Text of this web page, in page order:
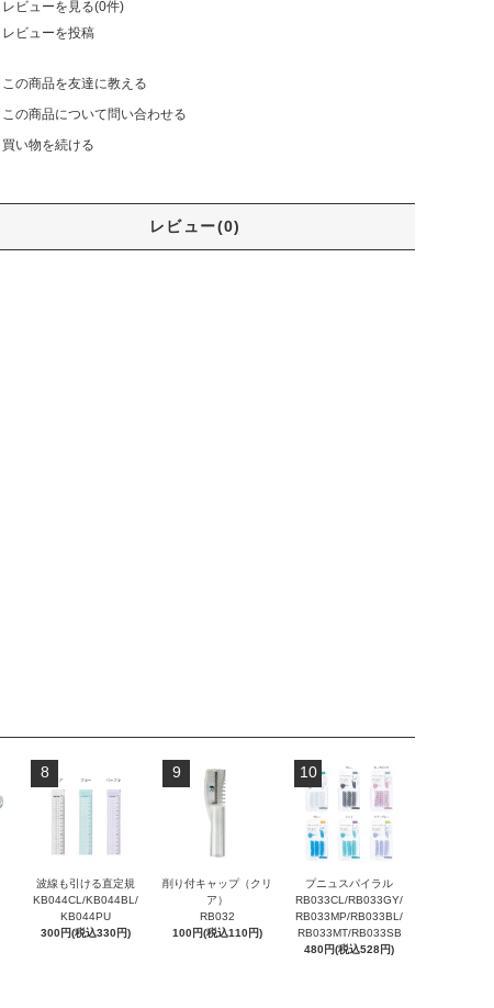
レビューを見る(0件)
レビューを投稿
この商品を友達に教える
この商品について問い合わせる
買い物を続ける
レビュー(0)
8
波線も引ける直定規
KB044CL/KB044BL/
KB044PU
300円(税込330円)
9
削り付キャップ（クリ
ア）
RB032
100円(税込110円)
10
プニュスパイラル
RB033CL/RB033GY/
RB033MP/RB033BL/
RB033MT/RB033SB
480円(税込528円)